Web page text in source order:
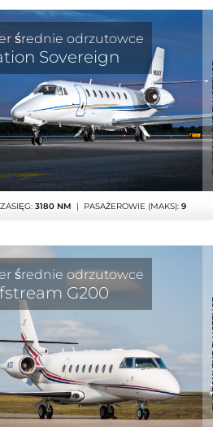
średnie odrzutowce
Sovereign
ZASIĘG:3180 NM | PASAŻEROWIE (MAKS):9
średnie odrzutowce
G200